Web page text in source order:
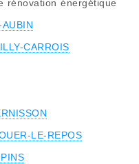
rénovation énergétique
CARROIS
LE-REPOS